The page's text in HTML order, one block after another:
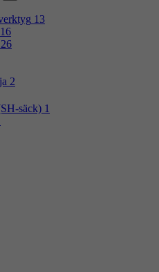
13
16
26
2
säck) 1